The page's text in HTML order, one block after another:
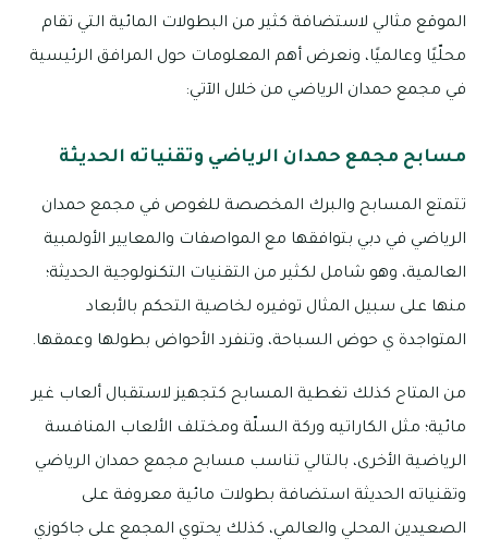
الموقع مثالي لاستضافة كثير من البطولات المائية التي تقام
محلّيًا وعالميًا، ونعرض أهم المعلومات حول المرافق الرئيسية
في مجمع حمدان الرياضي من خلال الآتي:
مسابح مجمع حمدان الرياضي وتقنياته الحديثة
تتمتع المسابح والبرك المخصصة للغوص في مجمع حمدان
الرياضي في دبي بتوافقها مع المواصفات والمعايير الأولمبية
العالمية، وهو شامل لكثير من التقنيات التكنولوجية الحديثة؛
منها على سبيل المثال توفيره لخاصية التحكم بالأبعاد
المتواجدة ي حوض السباحة، وتنفرد الأحواض بطولها وعمقها.
من المتاح كذلك تغطية المسابح كتجهيز لاستقبال ألعاب غير
مائية؛ مثل الكاراتيه وركة السلّة ومختلف الألعاب المنافسة
الرياضية الأخرى، بالتالي تناسب مسابح مجمع حمدان الرياضي
وتقنياته الحديثة استضافة بطولات مائية معروفة على
الصعيدين المحلي والعالمي، كذلك يحتوي المجمع على جاكوزي